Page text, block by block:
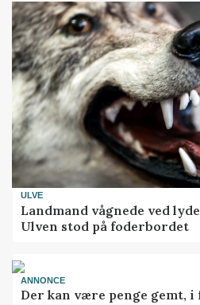
ULVE
Landmand vågnede ved
Ulven stod på foderbordet
ANNONCE
Der kan være penge gemt,